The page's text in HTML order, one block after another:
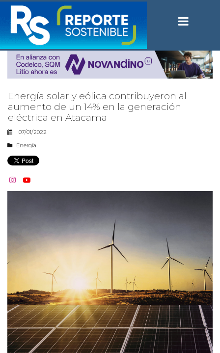
Energía solar y eólica contribuyeron al
aumento de un 14% en la generación
eléctrica en Atacama
07/01/2022
Energía
 